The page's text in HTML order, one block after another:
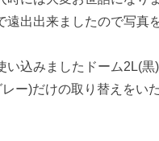
遠出出来ましたので写真
い込みましたドーム2L(黒
ー)だけの取り替えをい